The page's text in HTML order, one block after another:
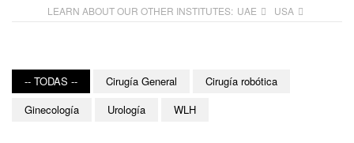
LEARN ABOUT OUR OTHER INSTITUTES: UAE USA
-- TODAS -- Cirugía General
Cirugía robótica
Ginecología
Urología WLH